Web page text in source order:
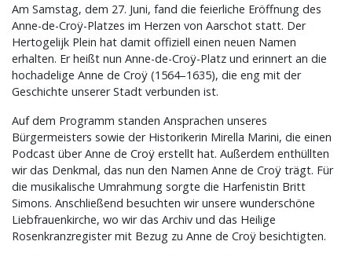
Am Samstag, dem 27. Juni, fand die feierliche Eröffnung des
Anne-de-Croÿ-Platzes im Herzen von Aarschot statt. Der
Hertogelijk Plein hat damit offiziell einen neuen Namen
erhalten. Er heißt nun Anne-de-Croÿ-Platz und erinnert an die
hochadelige Anne de Croÿ (1564–1635), die eng mit der
Geschichte unserer Stadt verbunden ist.
Auf dem Programm standen Ansprachen unseres
Bürgermeisters sowie der Historikerin Mirella Marini, die einen
Podcast über Anne de Croÿ erstellt hat. Außerdem enthüllten
wir das Denkmal, das nun den Namen Anne de Croÿ trägt. Für
die musikalische Umrahmung sorgte die Harfenistin Britt
Simons. Anschließend besuchten wir unsere wunderschöne
Liebfrauenkirche, wo wir das Archiv und das Heilige
Rosenkranzregister mit Bezug zu Anne de Croÿ besichtigten.